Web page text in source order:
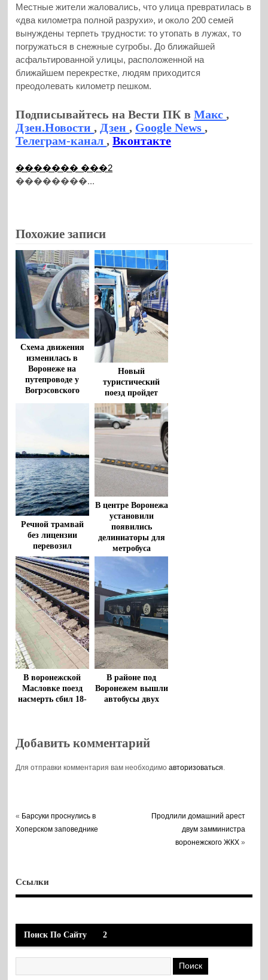
Местные жители жаловались, что улица превратилась в
«два километра полной разрухи», и около 200 семей
вынуждены терпеть трудности: то утопать в лужах, то
погружаться в снежные сугробы. До ближайшей
асфальтированной улицы, расположенной на
ближайшем перекрестке, людям приходится
преодолевать километр пешком.
Подписывайтесь на Вести ПК вМакс,
Дзен.Новости, Дзен, Google News,
Телеграм-канал,Вконтакте
������� ���2
��������...
Похожие записи
Схема движения
изменилась в
Воронеже на
путепроводе у
Вогрэсовского
Новый
туристический
поезд пройдет
через Воронеж
Речной трамвай
без лицензии
перевозил
воронежцев по
водохранилищу
В центре Воронежа
установили
появились
делиниаторы для
метробуса
В воронежской
Масловке поезд
насмерть сбил 18-
В районе под
Воронежем вышли
автобусы двух
Добавить комментарий
Для отправки комментария вам необходимоавторизоваться.
« Барсуки проснулись в
Хоперском заповеднике
Продлили домашний арест
двум замминистра
воронежского ЖКХ »
Ссылки
Поиск По Сайту 2